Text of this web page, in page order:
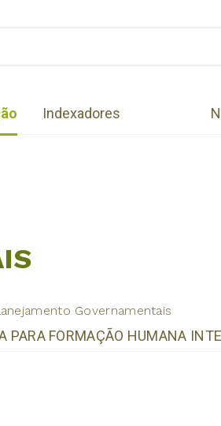
Indexadores
Governamentais
PARA FORMAÇÃO HUMANA